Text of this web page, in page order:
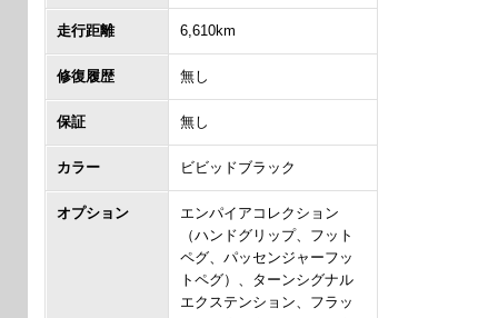
走行距離 6,610km
修復履歴 無し
保証 無し
カラー ビビッドブラック
オプション
エンパイアコレクション
（ハンドグリップ、フット
ペグ、パッセンジャーフッ
トペグ）、ターンシグナル
エクステンション、フラッ